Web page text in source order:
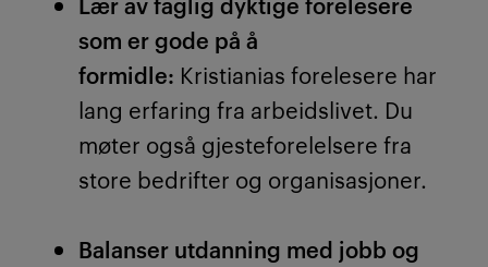
som er gode på å
formidle: Kristianias forelesere har
lang erfaring fra arbeidslivet. Du
møter også gjesteforelelsere fra
store bedrifter og organisasjoner.
Balanser utdanning med jobb og